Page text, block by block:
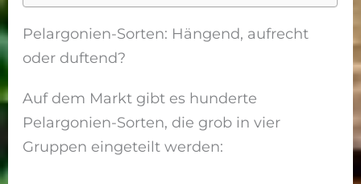
Pelargonien-Sorten: Hängend, aufrecht
oder duftend?
Auf dem Markt gibt es hunderte
Pelargonien-Sorten, die grob in vier
Gruppen eingeteilt werden: